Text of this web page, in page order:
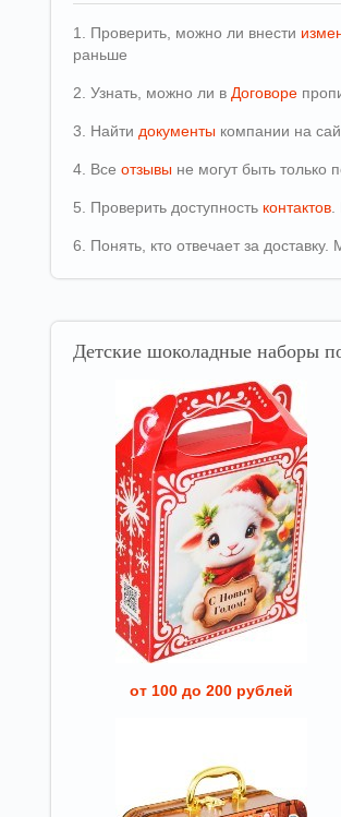
1. Проверить, можно ли внести
раньше
2. Узнать, можно ли в Договоре
3. Найти документы компании на
4. Все отзывы не могут быть только
5. Проверить доступность контактов
6. Понять, кто отвечает за
Детские шоколадные наборы
от 100 до 200 рублей